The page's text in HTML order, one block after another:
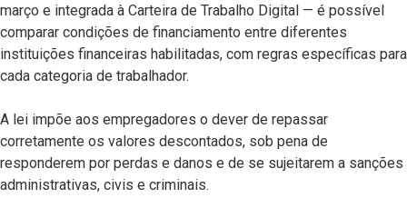
março e integrada à Carteira de Trabalho Digital — é possível
comparar condições de financiamento entre diferentes
instituições financeiras habilitadas, com regras específicas para
cada categoria de trabalhador.
A lei impõe aos empregadores o dever de repassar
corretamente os valores descontados, sob pena de
responderem por perdas e danos e de se sujeitarem a sanções
administrativas, civis e criminais.